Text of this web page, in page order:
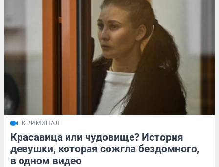
КРИМИНАЛ
Красавица или чудовище? История
девушки, которая сожгла бездомного,
в одном видео